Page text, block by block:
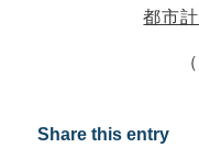
都市
Share this entry